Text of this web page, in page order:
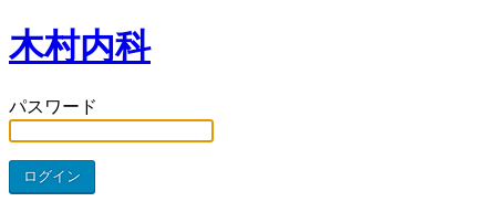
木村内科
パスワード